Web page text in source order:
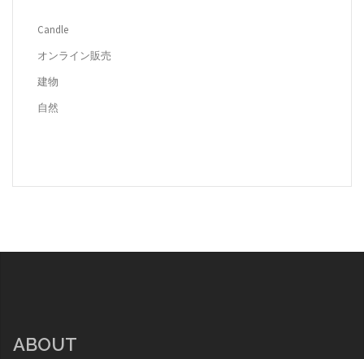
Candle
オンライン販売
建物
自然
ABOUT